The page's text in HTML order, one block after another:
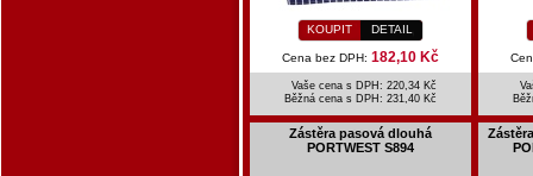
KOUPIT DETAIL
Cena bez DPH: 182,10 Kč
Vaše cena s DPH: 220,34 Kč
Běžná cena s DPH: 231,40 Kč
Zástěra pasová dlouhá
PORTWEST S894